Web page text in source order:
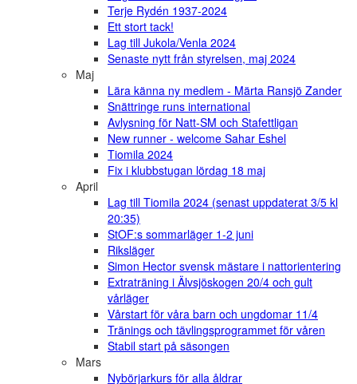
Terje Rydén 1937-2024
Ett stort tack!
Lag till Jukola/Venla 2024
Senaste nytt från styrelsen, maj 2024
Maj
Lära känna ny medlem - Märta Ransjö Zander
Snättringe runs international
Avlysning för Natt-SM och Stafettligan
New runner - welcome Sahar Eshel
Tiomila 2024
Fix i klubbstugan lördag 18 maj
April
Lag till Tiomila 2024 (senast uppdaterat 3/5 kl
20:35)
StOF:s sommarläger 1-2 juni
Riksläger
Simon Hector svensk mästare i nattorientering
Extraträning i Älvsjöskogen 20/4 och gult
vårläger
Vårstart för våra barn och ungdomar 11/4
Tränings och tävlingsprogrammet för våren
Stabil start på säsongen
Mars
Nybörjarkurs för alla åldrar